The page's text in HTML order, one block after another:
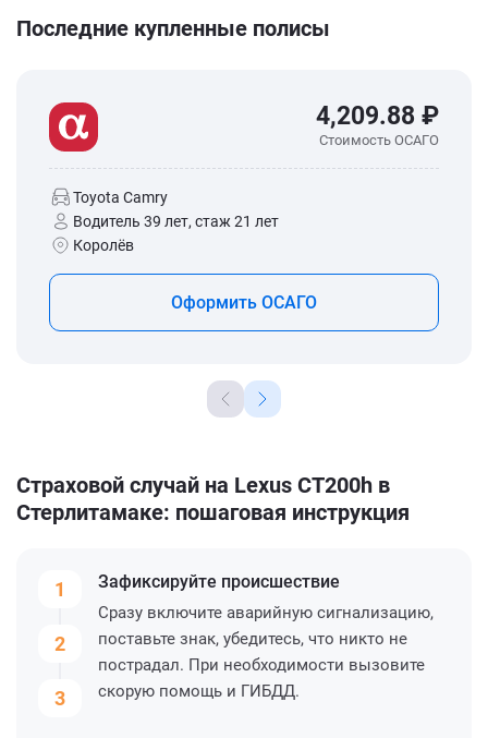
Последние купленные полисы
4,209.88 ₽
Стоимость ОСАГО
Toyota Camry
Водитель 39 лет, стаж 21 лет
Королёв
Оформить ОСАГО
Страховой случай на Lexus CT200h в
Стерлитамаке: пошаговая инструкция
1
2
3
Зафиксируйте происшествие
Сразу включите аварийную сигнализацию,
поставьте знак, убедитесь, что никто не
пострадал. При необходимости вызовите
скорую помощь и ГИБДД.